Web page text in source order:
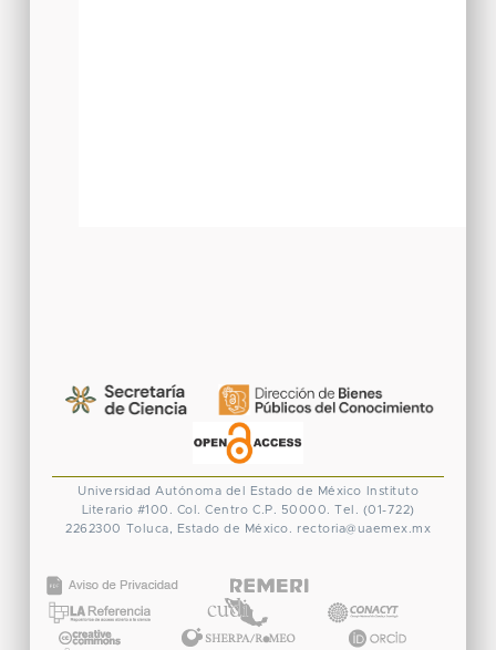
Universidad Autónoma del Estado de México
Instituto
Literario #100. Col. Centro C.P. 50000. Tel. (01-722)
2262300 Toluca, Estado de México. rectoria@uaemex.mx